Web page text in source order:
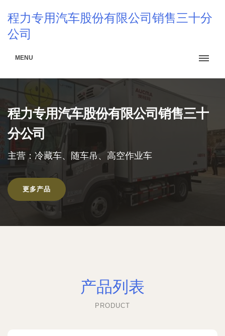
程力专用汽车股份有限公司销售三十分
公司
MENU
程力专用汽车股份有限公司销售三十
分公司
主营：冷藏车、随车吊、高空作业车
更多产品
产品列表
PRODUCT